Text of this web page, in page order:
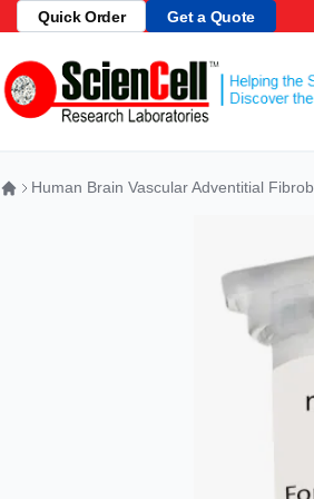
跳到内容
Quick Order Get a Quote
Human Brain Vascular Adventitial